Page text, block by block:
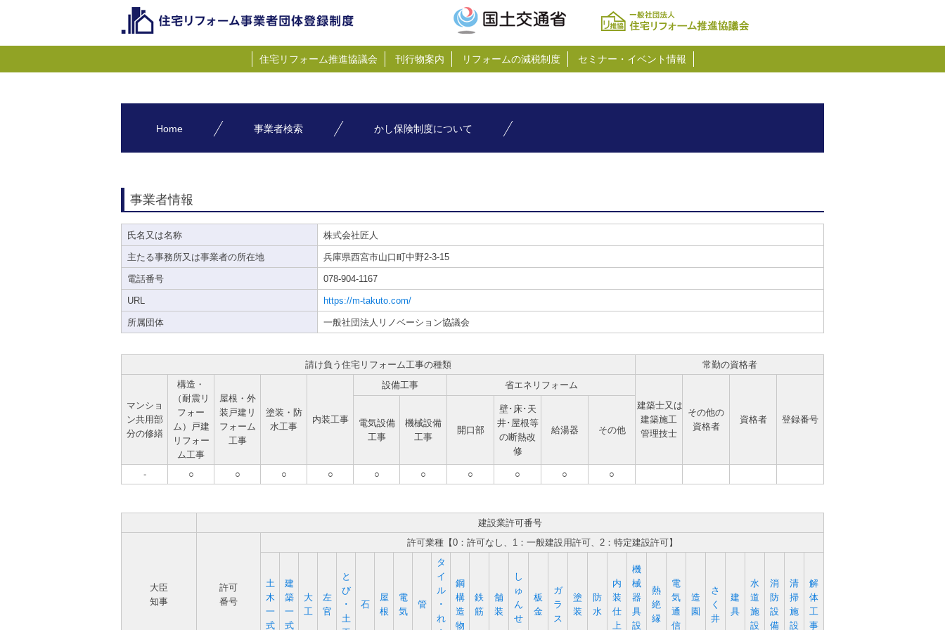
住宅リフォーム推進協議会 刊行物案内 リフォームの減税制度 セミナー・イベント情報
Home 事業者検索 かし保険制度について
事業者情報
氏名又は名称 株式会社匠人
主たる事務所又は事業者の所在地 兵庫県西宮市山口町中野2-3-15
電話番号 078-904-1167
URL https://m-takuto.com/
所属団体 一般社団法人リノベーション協議会
請け負う住宅リフォーム工事の種類 常勤の資格者
マンショ
ン共用部
分の修繕
構造・
（耐震リ
フォー
ム）戸建
リフォー
ム工事
屋根・外
装戸建リ
フォーム
工事
塗装・防
水工事
内装工事
設備工事
省エネリフォーム
建築士又は
建築施工
管理技士
その他の
資格者
資格者 登録番号
電気設備
工事
機械設備
工事
開口部
壁･床･天
井･屋根等
の断熱改
修
給湯器 その他
- ○ ○ ○ ○ ○ ○ ○ ○ ○ ○
建設業許可番号
大臣
知事
許可
番号
許可業種【0：許可なし、1：一般建設用許可、2：特定建設許可】
土
木
一
式
建
築
一
式
大
工
左
官
と
び
･
土
石
屋
根
電
気
管
タ
イ
ル
･
れ
鋼
構
造
物
鉄
筋
舗
装
し
ゅ
ん
せ
板
金
ガ
ラ
ス
塗
装
防
水
内
装
仕
上
機
械
器
具
設
熱
絶
縁
電
気
通
信
造
園
さ
く
井
建
具
水
道
施
設
消
防
設
備
清
掃
施
設
解
体
工
事